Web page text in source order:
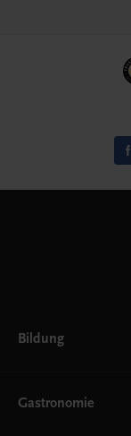
Bildung
AHS
Gastronomie